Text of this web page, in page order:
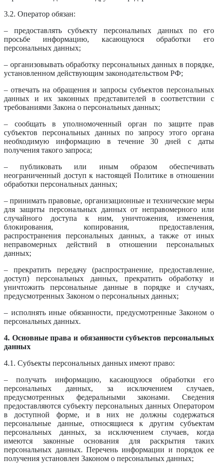
3.2. Оператор обязан:
– предоставлять субъекту персональных данных по его
просьбе информацию, касающуюся обработки его
персональных данных;
– организовывать обработку персональных данных в порядке,
установленном действующим законодательством РФ;
– отвечать на обращения и запросы субъектов персональных
данных и их законных представителей в соответствии с
требованиями Закона о персональных данных;
– сообщать в уполномоченный орган по защите прав
субъектов персональных данных по запросу этого органа
необходимую информацию в течение 30 дней с даты
получения такого запроса;
– публиковать или иным образом обеспечивать
неограниченный доступ к настоящей Политике в отношении
обработки персональных данных;
– принимать правовые, организационные и технические меры
для защиты персональных данных от неправомерного или
случайного доступа к ним, уничтожения, изменения,
блокирования, копирования, предоставления,
распространения персональных данных, а также от иных
неправомерных действий в отношении персональных
данных;
– прекратить передачу (распространение, предоставление,
доступ) персональных данных, прекратить обработку и
уничтожить персональные данные в порядке и случаях,
предусмотренных Законом о персональных данных;
– исполнять иные обязанности, предусмотренные Законом о
персональных данных.
4. Основные права и обязанности субъектов персональных
данных
4.1. Субъекты персональных данных имеют право:
– получать информацию, касающуюся обработки его
персональных данных, за исключением случаев,
предусмотренных федеральными законами. Сведения
предоставляются субъекту персональных данных Оператором
в доступной форме, и в них не должны содержаться
персональные данные, относящиеся к другим субъектам
персональных данных, за исключением случаев, когда
имеются законные основания для раскрытия таких
персональных данных. Перечень информации и порядок ее
получения установлен Законом о персональных данных;